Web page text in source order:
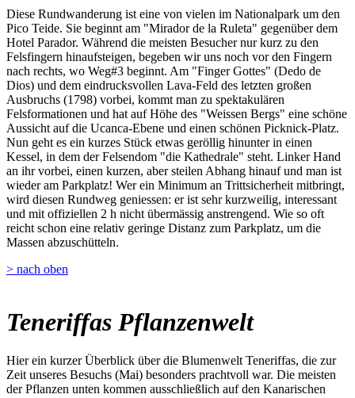
Diese Rundwanderung ist eine von vielen im Nationalpark um den
Pico Teide. Sie beginnt am "Mirador de la Ruleta" gegenüber dem
Hotel Parador. Während die meisten Besucher nur kurz zu den
Felsfingern hinaufsteigen, begeben wir uns noch vor den Fingern
nach rechts, wo Weg#3 beginnt. Am "Finger Gottes" (Dedo de
Dios) und dem eindrucksvollen Lava-Feld des letzten großen
Ausbruchs (1798) vorbei, kommt man zu spektakulären
Felsformationen und hat auf Höhe des "Weissen Bergs" eine schöne
Aussicht auf die Ucanca-Ebene und einen schönen Picknick-Platz.
Nun geht es ein kurzes Stück etwas geröllig hinunter in einen
Kessel, in dem der Felsendom "die Kathedrale" steht. Linker Hand
an ihr vorbei, einen kurzen, aber steilen Abhang hinauf und man ist
wieder am Parkplatz! Wer ein Minimum an Trittsicherheit mitbringt,
wird diesen Rundweg geniessen: er ist sehr kurzweilig, interessant
und mit offiziellen 2 h nicht übermässig anstrengend. Wie so oft
reicht schon eine relativ geringe Distanz zum Parkplatz, um die
Massen abzuschütteln.
> nach oben
Teneriffas Pflanzenwelt
Hier ein kurzer Überblick über die Blumenwelt Teneriffas, die zur
Zeit unseres Besuchs (Mai) besonders prachtvoll war. Die meisten
der Pflanzen unten kommen ausschließlich auf den Kanarischen